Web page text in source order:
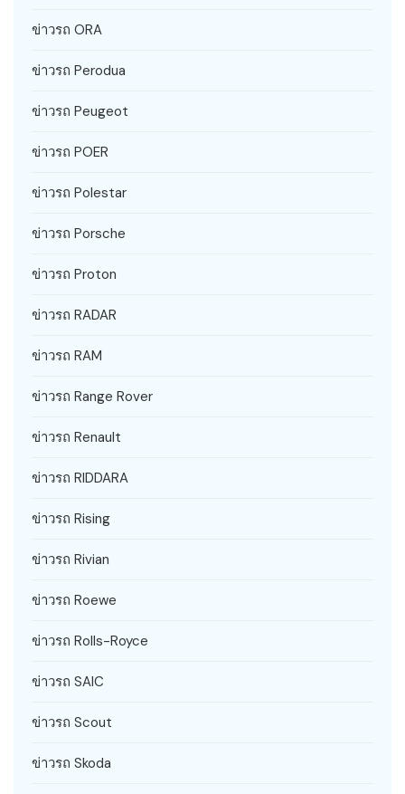
ข่าวรถ ORA
ข่าวรถ Perodua
ข่าวรถ Peugeot
ข่าวรถ POER
ข่าวรถ Polestar
ข่าวรถ Porsche
ข่าวรถ Proton
ข่าวรถ RADAR
ข่าวรถ RAM
ข่าวรถ Range Rover
ข่าวรถ Renault
ข่าวรถ RIDDARA
ข่าวรถ Rising
ข่าวรถ Rivian
ข่าวรถ Roewe
ข่าวรถ Rolls-Royce
ข่าวรถ SAIC
ข่าวรถ Scout
ข่าวรถ Skoda